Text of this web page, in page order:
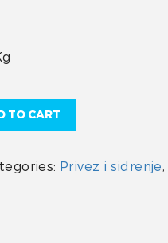
TO CART
Privez i sidrenje,